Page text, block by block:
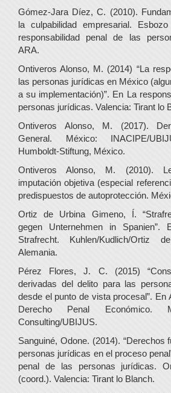
Gómez-Jara Díez, C. (2010).
la culpabilidad empresarial.
responsabilidad penal de las
ARA.
Ontiveros Alonso, M. (2014) “La
las personas jurídicas en México
a su implementación)”. En La
personas jurídicas. Valencia: Tirant lo
Ontiveros Alonso, M. (2017).
General. México: INACIPE/
Humboldt-Stiftung, México.
Ontiveros Alonso, M. (2010).
imputación objetiva (especial
predispuestos de autoprotección.
Ortiz de Urbina Gimeno, Í.
gegen Unternehmen in Spanien”.
Strafrecht. Kuhlen/Kudlich/Ortiz
Alemania.
Pérez Flores, J. C. (2015)
derivadas del delito para las
desde el punto de vista procesal”. En
Derecho Penal Económico.
Consulting/UBIJUS.
Sanguiné, Odone. (2014). “Derechos
personas jurídicas en el proceso
penal de las personas jurídicas.
(coord.). Valencia: Tirant lo Blanch.